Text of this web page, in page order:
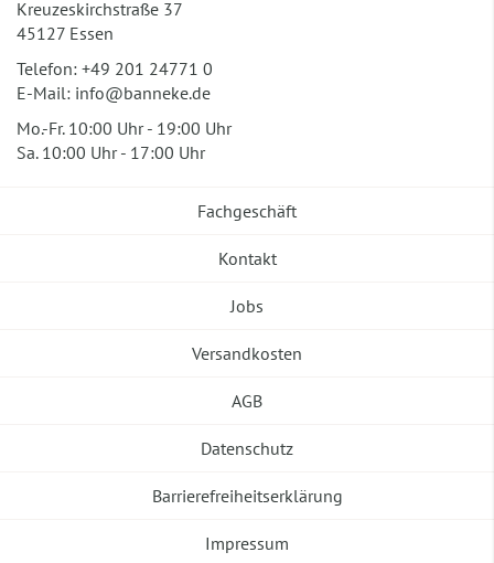
Kreuzeskirchstraße 37
45127 Essen
Telefon: +49 201 24771 0
E-Mail: info@banneke.de
Mo.-Fr. 10:00 Uhr - 19:00 Uhr
Sa. 10:00 Uhr - 17:00 Uhr
Fachgeschäft
Kontakt
Jobs
Versandkosten
AGB
Datenschutz
Barrierefreiheitserklärung
Impressum